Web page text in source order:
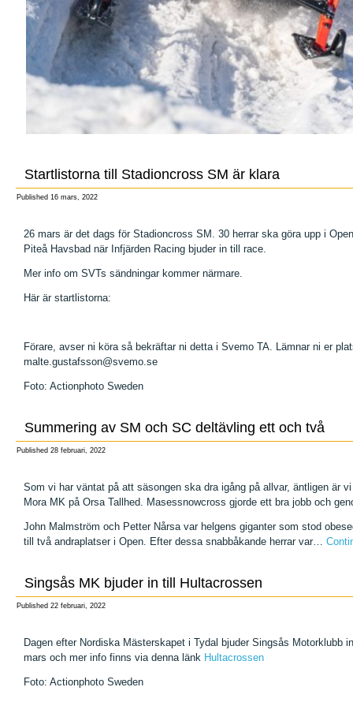
Startlistorna till Stadioncross SM är klara
Published 16 mars, 2022
26 mars är det dags för Stadioncross SM. 30 herrar ska göra upp i
Piteå Havsbad när Infjärden Racing bjuder in till race.
Mer info om SVTs sändningar kommer närmare.
Här är startlistorna:
Förare, avser ni köra så bekräftar ni detta i Svemo TA. Lämnar ni er
malte.gustafsson@svemo.se
Foto: Actionphoto Sweden
Summering av SM och SC deltävling ett och två
Published 28 februari, 2022
Som vi har väntat på att säsongen ska dra igång på allvar, äntligen är
Mora MK på Orsa Tallhed. Masessnowcross gjorde ett bra jobb och
John Malmström och Petter Nårsa var helgens giganter som stod
till två andraplatser i Open. Efter dessa snabbåkande herrar var…
Singsås MK bjuder in till Hultacrossen
Published 22 februari, 2022
Dagen efter Nordiska Mästerskapet i Tydal bjuder Singsås
mars och mer info finns via denna länk Hultacrossen
Foto: Actionphoto Sweden